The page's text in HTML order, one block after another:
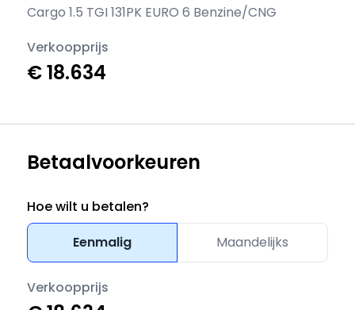
Cargo 1.5 TGI 131PK EURO 6 Benzine/CNG
Verkoopprijs
€ 18.634
Betaalvoorkeuren
Hoe wilt u betalen?
Eenmalig
Maandelijks
Verkoopprijs